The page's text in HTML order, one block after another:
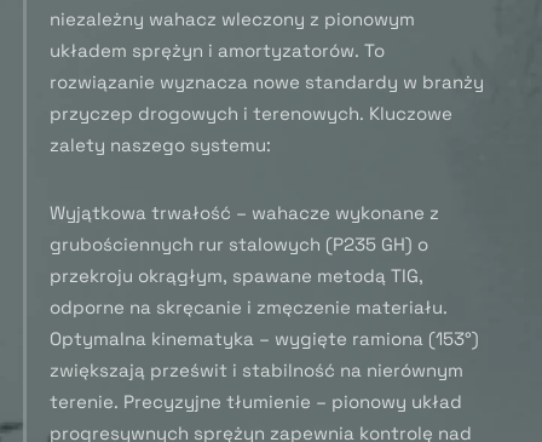
niezależny wahacz wleczony z pionowym
układem sprężyn i amortyzatorów. To
rozwiązanie wyznacza nowe standardy w branży
przyczep drogowych i terenowych. Kluczowe
zalety naszego systemu:
Wyjątkowa trwałość – wahacze wykonane z
grubościennych rur stalowych (P235 GH) o
przekroju okrągłym, spawane metodą TIG,
odporne na skręcanie i zmęczenie materiału.
Optymalna kinematyka – wygięte ramiona (153°)
zwiększają prześwit i stabilność na nierównym
terenie. Precyzyjne tłumienie – pionowy układ
progresywnych sprężyn zapewnia kontrolę nad